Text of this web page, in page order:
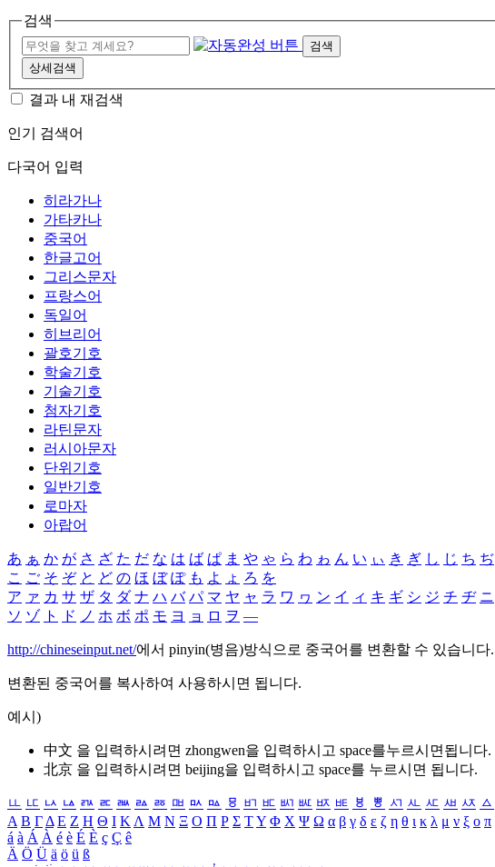
검색
검색
상세검색
결과 내 재검색
인기 검색어
다국어 입력
히라가나
가타카나
중국어
한글고어
그리스문자
프랑스어
독일어
히브리어
괄호기호
학술기호
기술기호
첨자기호
라틴문자
러시아문자
단위기호
일반기호
로마자
아랍어
あ ぁ か が さ ざ た だ な は ば ぱ ま や ゃ ら わ ゎ ん い ぃ き ぎ し じ ち ぢ
こ ご そ ぞ と ど の ほ ぼ ぽ も よ ょ ろ を
ア ァ カ サ ザ タ ダ ナ ハ バ パ マ ヤ ャ ラ ワ ヮ ン イ ィ キ ギ シ ジ チ ヂ ニ
ソ ゾ ト ド ノ ホ ボ ポ モ ヨ ョ ロ ヲ ―
http://chineseinput.net/에서 pinyin(병음)방식으로 중국어를 변환할 수 있습니다.
변환된 중국어를 복사하여 사용하시면 됩니다.
예시)
中文 을 입력하시려면 zhongwen을 입력하시고 space를누르시면됩니다.
北京 을 입력하시려면 beijing을 입력하시고 space를 누르시면 됩니다.
ㅥ ㅦ ㅧ ㅨ ㅩ ㅪ ㅫ ㅬ ㅭ ㅮ ㅯ ㅰ ㅱ ㅲ ㅳ ㅴ ㅵ ㅶ ㅷ ㅸ ㅹ ㅺ ㅻ ㅼ ㅽ ㅾ ㅿ
Α Β ΓΔ Ε Ζ Η Θ Ι ΚΛ Μ Ν Ξ Ο Π Ρ Σ ΤΥ Φ Χ Ψ Ω α β γ δ ε ζ η θ ι κ λ μ ν ξ ο π
á à Á À é è É È ç Ç ê
Ä Ö Ü ä ö ü ß